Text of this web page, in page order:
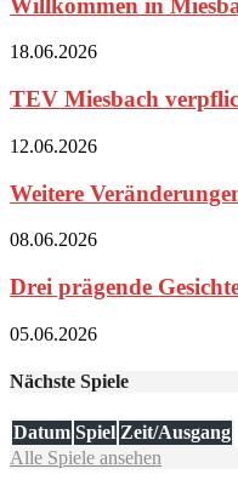
18.06.2026
TEV Miesbach
12.06.2026
Weitere
08.06.2026
Drei prägende
05.06.2026
Nächste Spiele
Datum Spiel Zeit/Ausgang
Alle Spiele ansehen